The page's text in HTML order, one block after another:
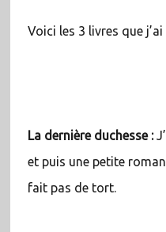
Voici les 3 livres que
La dernière duchesse :
et puis une petite
fait pas de tort.